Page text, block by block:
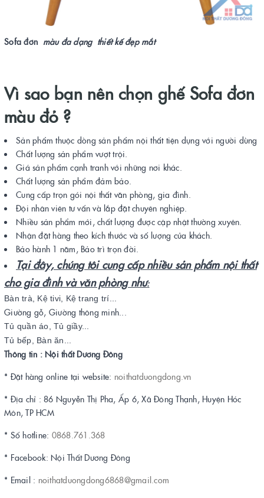
Sofa đơn màu đa dạng thiết kế đẹp mắt
Vì sao bạn nên chọn ghế Sofa đơn
màu đỏ ?
Sản phẩm thuộc dòng sản phẩm nội thất tiện dụng với người dùng
Chất lượng sản phẩm vượt trội.
Giá sản phẩm cạnh tranh với những nơi khác.
Chất lượng sản phẩm đảm bảo.
Cung cấp trọn gói nội thất văn phòng, gia đình.
Đội nhân viên tư vấn và lắp đặt chuyên nghiệp.
Nhiều sản phẩm mới, chất lượng được cập nhật thường xuyên.
Nhận đặt hàng theo kích thước và số lượng của khách.
Bảo hành 1 năm, Bảo trì trọn đời.
Tại đây, chúng tôi cung cấp nhiều sản phẩm nội thất
cho gia đình và văn phòng như:
Bàn trà, Kệ tivi, Kệ trang trí...
Giường gỗ, Giường thông minh...
Tủ quần áo, Tủ giầy...
Tủ bếp, Bàn ăn...
Thông tin : Nội thất Dương Đông
* Đặt hàng online tại website: noithatduongdong.vn
* Địa chỉ : 86 Nguyễn Thị Pha, Ấp 6, Xã Đông Thạnh, Huyện Hóc
Môn, TP HCM
* Số hotline: 0868.761.368
* Facebook: Nội Thất Dương Đông
* Email : noithatduongdong6868@gmail.com